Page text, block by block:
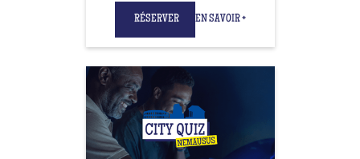
RÉSERVER EN SAVOIR +